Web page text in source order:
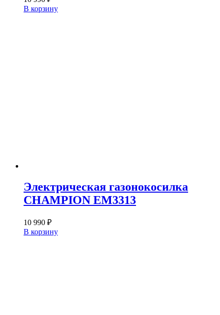
В корзину
Электрическая газонокосилка
CHAMPION EM3313
10 990 ₽
В корзину